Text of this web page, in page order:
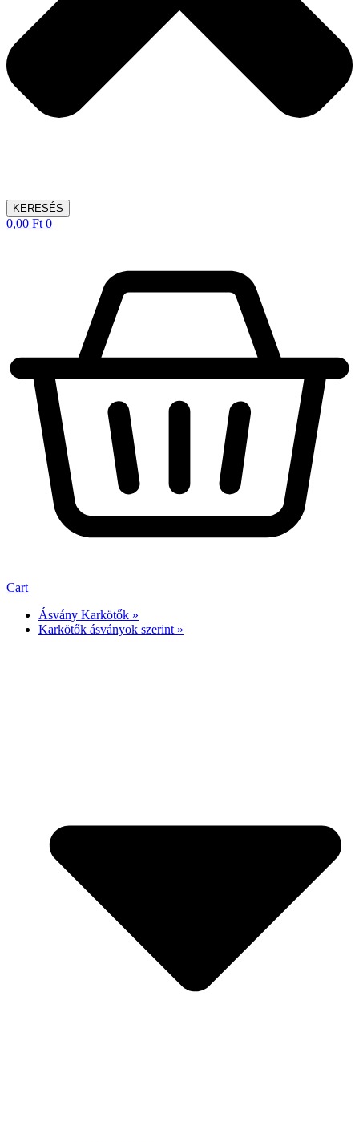
KERESÉS
0,00 Ft 0
Cart
Ásvány Karkötők »
Karkötők ásványok szerint »